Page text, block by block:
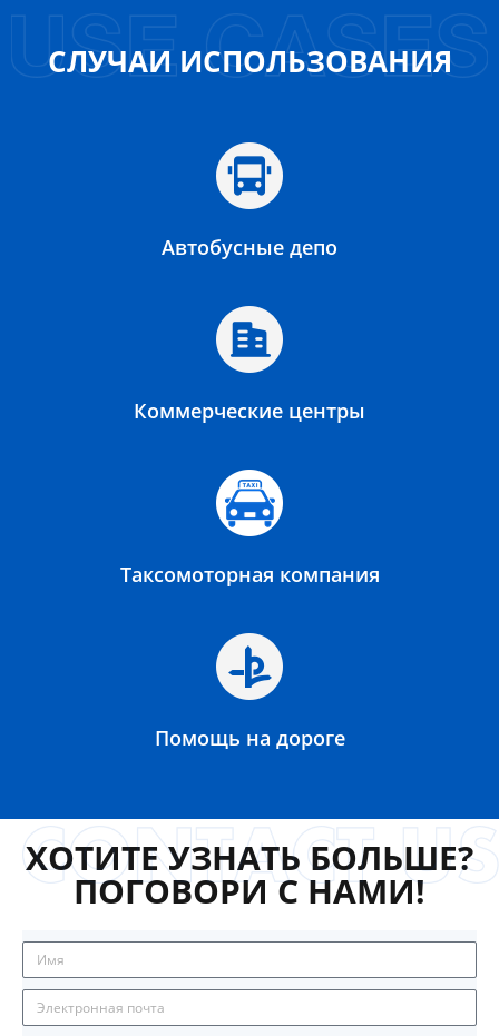
СЛУЧАИ ИСПОЛЬЗОВАНИЯ
Автобусные депо
Коммерческие центры
Таксомоторная компания
Помощь на дороге
ХОТИТЕ УЗНАТЬ БОЛЬШЕ?
ПОГОВОРИ С НАМИ!